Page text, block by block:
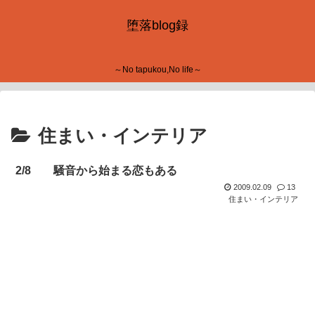
堕落blog録
～No tapukou,No life～
住まい・インテリア
2/8 騒音から始まる恋もある
2009.02.09
13
住まい・インテリア